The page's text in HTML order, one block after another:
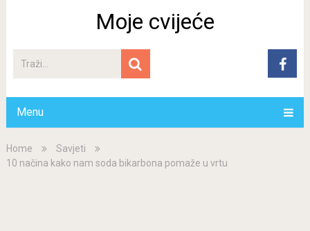
Moje cvijeće
Menu
Home
Savjeti
10 načina kako nam soda bikarbona pomaže u vrtu